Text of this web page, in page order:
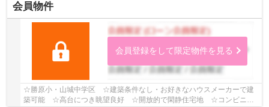
会員物件
会員登録をして限定物件を見る
☆勝原小・山城中学区 ☆建築条件なし・お好きなハウスメーカーで建
築可能 ☆高台につき眺望良好 ☆開放的で閑静住宅地 ☆コンビニ徒